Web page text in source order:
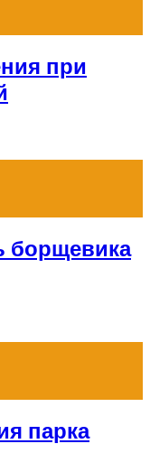
при
борщевика
парка